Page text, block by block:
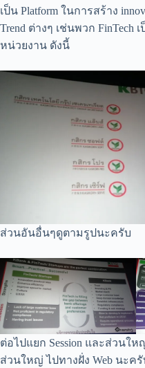
เป็น Platform ในการสร้าง
Trend ต่างๆ เช่นพวก FinTech
หน่วยงาน ดังนี้
ส่วนอันอื่นๆดูตามรูปนะครับ
ต่อไปแยก Session และส่วนให
ส่วนใหญ่ ไปทางฝั่ง Web นะครั